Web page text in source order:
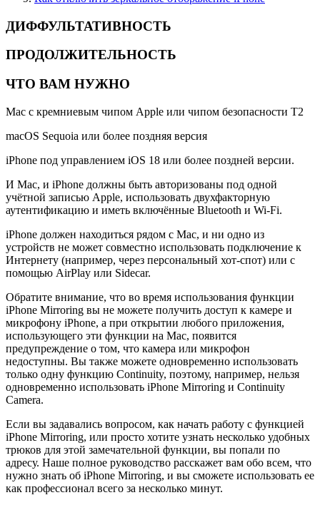
ДИФФУЛЬТАТИВНОСТЬ
ПРОДОЛЖИТЕЛЬНОСТЬ
ЧТО ВАМ НУЖНО
Mac с кремниевым чипом Apple или чипом безопасности T2
macOS Sequoia или более поздняя версия
iPhone под управлением iOS 18 или более поздней версии.
И Mac, и iPhone должны быть авторизованы под одной
учётной записью Apple, использовать двухфакторную
аутентификацию и иметь включённые Bluetooth и Wi-Fi.
iPhone должен находиться рядом с Mac, и ни одно из
устройств не может совместно использовать подключение к
Интернету (например, через персональный хот-спот) или с
помощью AirPlay или Sidecar.
Обратите внимание, что во время использования функции
iPhone Mirroring вы не можете получить доступ к камере и
микрофону iPhone, а при открытии любого приложения,
использующего эти функции на Mac, появится
предупреждение о том, что камера или микрофон
недоступны. Вы также можете одновременно использовать
только одну функцию Continuity, поэтому, например, нельзя
одновременно использовать iPhone Mirroring и Continuity
Camera.
Если вы задавались вопросом, как начать работу с функцией
iPhone Mirroring, или просто хотите узнать несколько удобных
трюков для этой замечательной функции, вы попали по
адресу. Наше полное руководство расскажет вам обо всем, что
нужно знать об iPhone Mirroring, и вы сможете использовать ее
как профессионал всего за несколько минут.